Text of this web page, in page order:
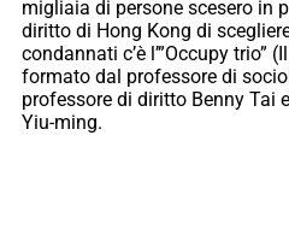
migliaia di persone scesero in
diritto di Hong Kong di
condannati c’è l’”Occupy trio”
formato dal professore di
professore di diritto Benny Tai
Yiu-ming.